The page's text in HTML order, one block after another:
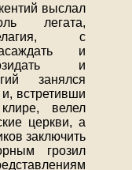
выслал
легата,
с
и
и
занялся
встретивши
велел
церкви, а
заключить
грозил